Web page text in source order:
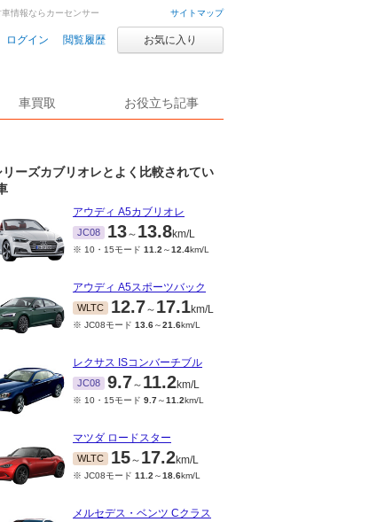
サイトマップ
ログイン 閲覧履歴 お気に入り
車買取 お役立ち記事
情報ならカーセンサー
リーズカブリオレとよく比較されてい
アウディ A5カブリオレ
JC08 13～ 13.8km/L
※ 10・15モード 11.2 ～12.4km/L
アウディ A5スポーツバック
WLTC 12.7～ 17.1km/L
※ JC08モード 13.6～21.6km/L
レクサス ISコンバーチブル
JC08 9.7～ 11.2km/L
※ 10・15モード 9.7～11.2km/L
マツダ ロードスター
WLTC 15～ 17.2km/L
※ JC08モード 11.2 ～18.6km/L
メルセデス・ベンツ Cクラス